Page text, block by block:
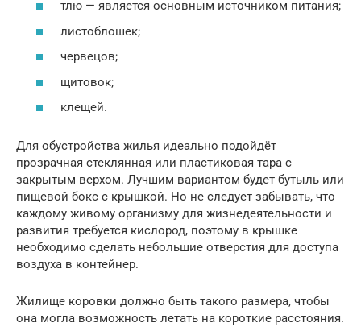
тлю — является основным источником питания;
листоблошек;
червецов;
щитовок;
клещей.
Для обустройства жилья идеально подойдёт
прозрачная стеклянная или пластиковая тара с
закрытым верхом. Лучшим вариантом будет бутыль или
пищевой бокс с крышкой. Но не следует забывать, что
каждому живому организму для жизнедеятельности и
развития требуется кислород, поэтому в крышке
необходимо сделать небольшие отверстия для доступа
воздуха в контейнер.
Жилище коровки должно быть такого размера, чтобы
она могла возможность летать на короткие расстояния.